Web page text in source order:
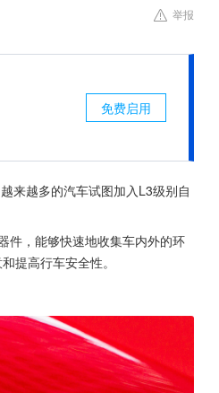
举报
免费启用
来越多的汽车试图加入L3级别自
件，能够快速地收集车内外的环
提高行车安全性。